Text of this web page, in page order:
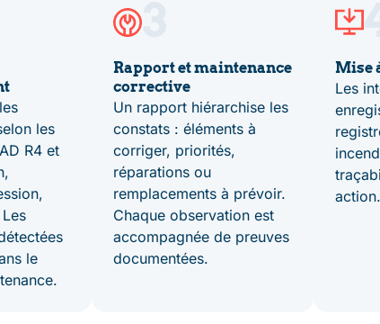
les
R4 et
le
Rapport et maintenance
corrective
Un rapport hiérarchise les
constats : éléments à
corriger, priorités,
réparations ou
remplacements à prévoir.
Chaque observation est
accompagnée de preuves
documentées.
Mise
Les
action.